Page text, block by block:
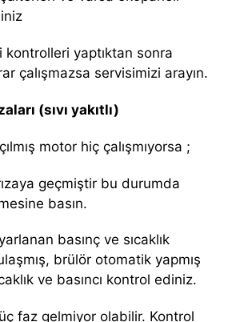
kontrolleri yaptıktan sonra
çalışmazsa servisimizi arayın.
(sıvı yakıtlı)
motor hiç çalışmıyorsa ;
geçmiştir bu durumda
basın.
basınç ve sıcaklık
brülör otomatik yapmış
ve basıncı kontrol ediniz.
faz gelmiyor olabilir. Kontrol